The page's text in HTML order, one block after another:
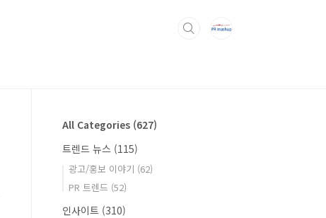
All Categories (627)
트렌드 뉴스 (115)
광고/홍보 이야기 (62)
PR 트렌드 (52)
인사이트 (310)